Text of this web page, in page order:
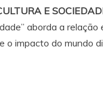
E
aborda a
o impacto do